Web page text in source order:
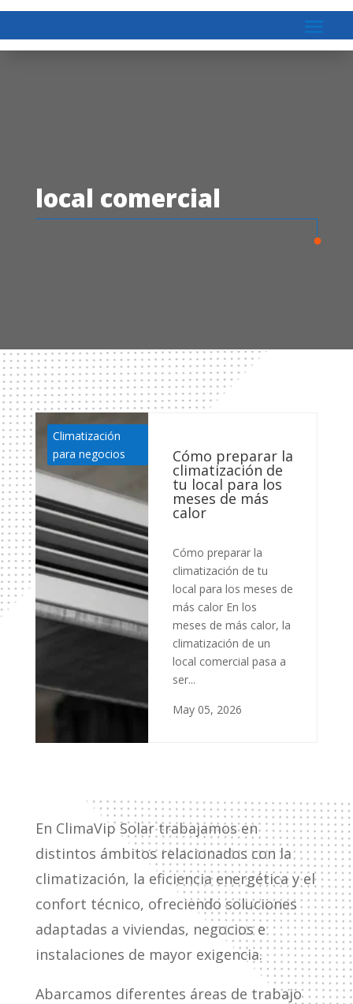
local comercial
Climatización
para negocios
Cómo preparar la
climatización de
tu local para los
meses de más
calor
Cómo preparar la
climatización de tu
local para los meses de
más calor En los
meses de más calor, la
climatización de un
local comercial pasa a
ser...
May 05, 2026
En ClimaVip Solar trabajamos en
distintos ámbitos relacionados con la
climatización, la eficiencia energética y el
confort técnico, ofreciendo soluciones
adaptadas a viviendas, negocios e
instalaciones de mayor exigencia.
Abarcamos diferentes áreas de trabajo